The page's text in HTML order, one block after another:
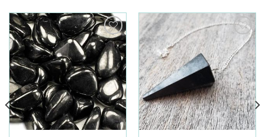
Añadir
a la
lista de
deseos
Añadir
a la
lista de
deseos